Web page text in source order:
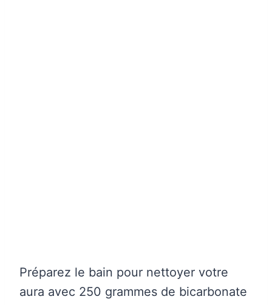
Préparez le bain pour nettoyer votre
aura avec 250 grammes de bicarbonate